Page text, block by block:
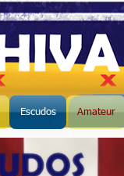
Escudos Amateur